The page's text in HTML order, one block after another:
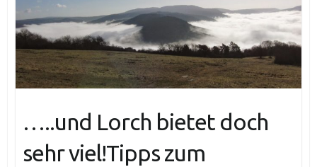
…..und Lorch bietet doch
sehr viel!Tipps zum